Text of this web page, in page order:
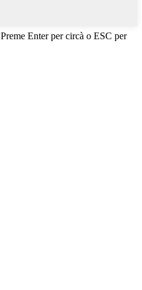
Preme Enter per circà o ESC per